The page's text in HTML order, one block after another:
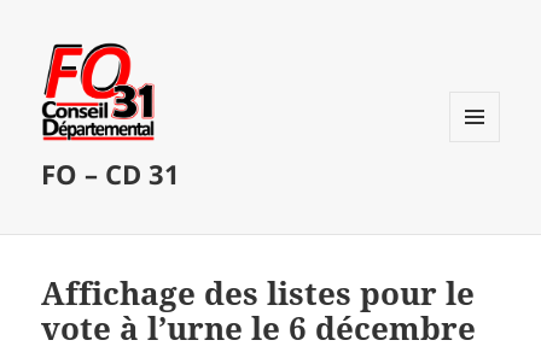
FO – CD 31
Affichage des listes pour le
vote à l’urne le 6 décembre